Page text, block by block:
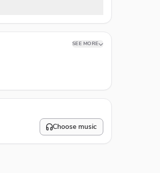
SEE MORE
Choose music